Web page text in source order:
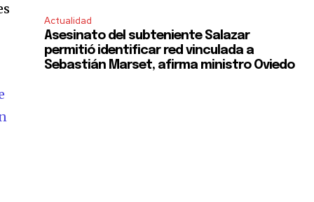
Actualidad
Asesinato del subteniente Salazar
permitió identificar red vinculada a
Sebastián Marset, afirma ministro Oviedo